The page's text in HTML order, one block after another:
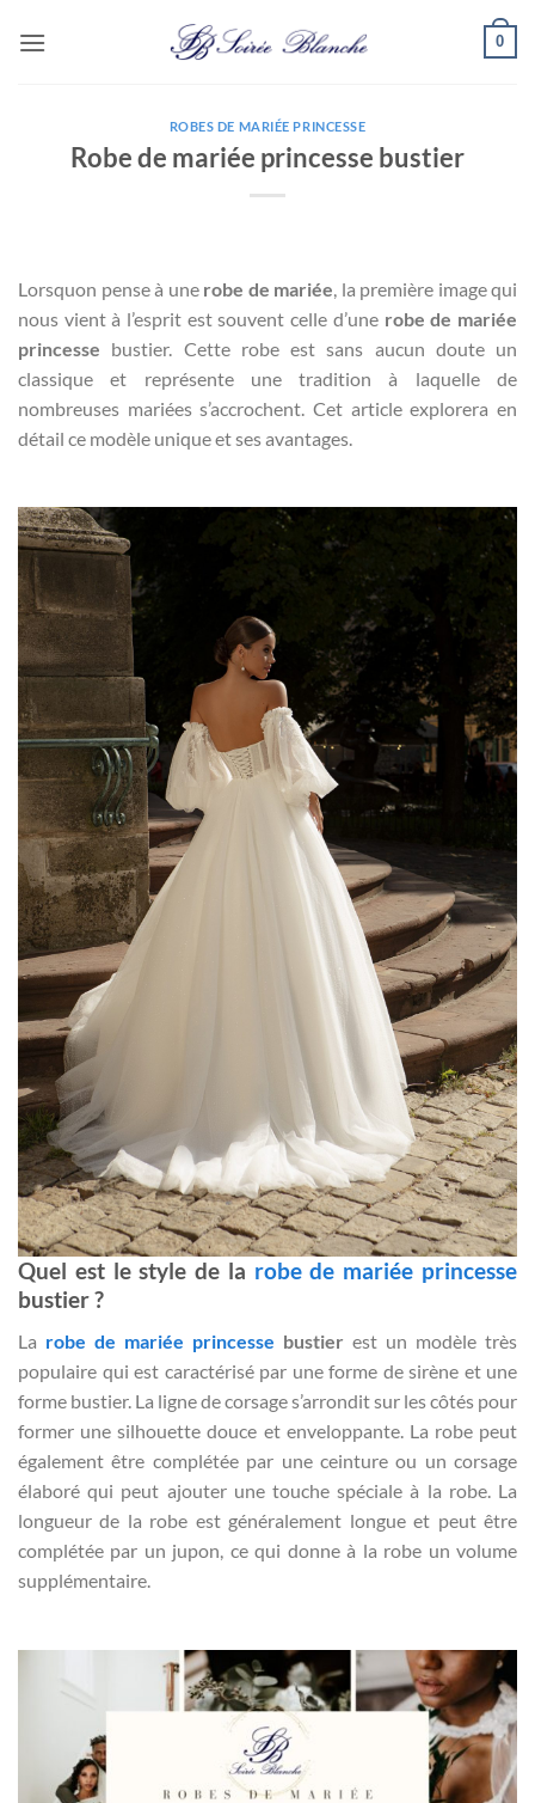
0
ROBES DE MARIÉE PRINCESSE
Robe de mariée princesse bustier
Lorsquon pense à une robe de mariée , la première image qui
nous vient à l’esprit est souvent celle d’une robe de mariée
princesse bustier. Cette robe est sans aucun doute un
classique et représente une tradition à laquelle de
nombreuses mariées s’accrochent. Cet article explorera en
détail ce modèle unique et ses avantages.
Quel est le style de la robe de mariée princesse
bustier ?
La robe de mariée princesse bustier est un modèle très
populaire qui est caractérisé par une forme de sirène et une
forme bustier. La ligne de corsage s’arrondit sur les côtés pour
former une silhouette douce et enveloppante. La robe peut
également être complétée par une ceinture ou un corsage
élaboré qui peut ajouter une touche spéciale à la robe. La
longueur de la robe est généralement longue et peut être
complétée par un jupon, ce qui donne à la robe un volume
supplémentaire.